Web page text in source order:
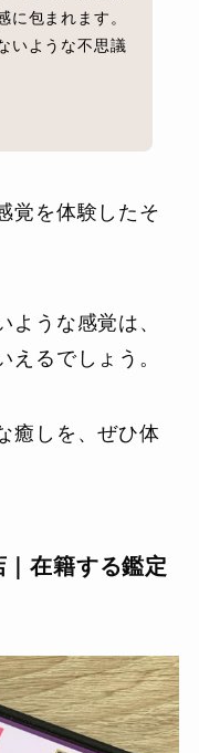
に包まれます。
いような不思議
覚を体験したそ
ような感覚は、
えるでしょう。
癒しを、ぜひ体
在籍する鑑定